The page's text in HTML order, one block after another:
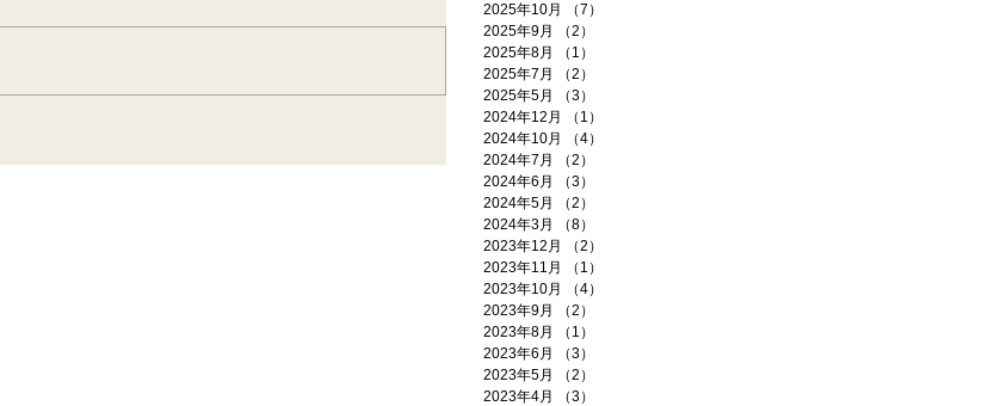
2025年10月
（7）
2025年9月
（2）
2025年8月
（1）
2025年7月
（2）
2025年5月
（3）
2024年12月
（1）
2024年10月
（4）
2024年7月
（2）
2024年6月
（3）
2024年5月
（2）
2024年3月
（8）
2023年12月
（2）
2023年11月
（1）
2023年10月
（4）
2023年9月
（2）
2023年8月
（1）
2023年6月
（3）
2023年5月
（2）
2023年4月
（3）